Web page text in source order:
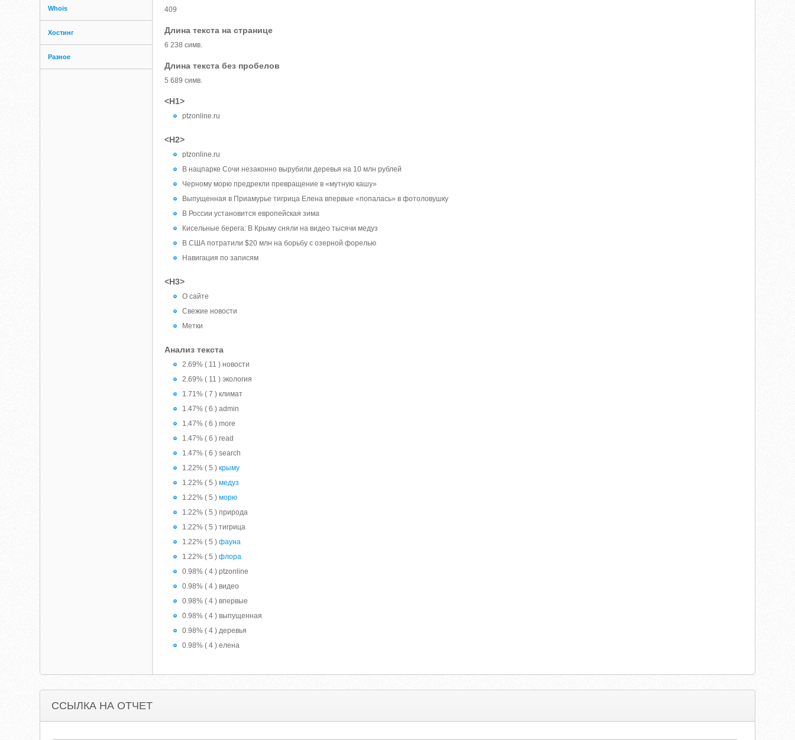
Whois
Хостинг
Разное
409
Длина текста на странице
6 238 симв.
Длина текста без пробелов
5 689 симв.
<H1>
ptzonline.ru
<H2>
ptzonline.ru
В нацпарке Сочи незаконно вырубили деревья на 10 млн рублей
Черному морю предрекли превращение в «мутную кашу»
Выпущенная в Приамурье тигрица Елена впервые «попалась» в фотоловушку
В России установится европейская зима
Кисельные берега: В Крыму сняли на видео тысячи медуз
В США потратили $20 млн на борьбу с озерной форелью
Навигация по записям
<H3>
О сайте
Свежие новости
Метки
Анализ текста
2.69% ( 11 ) новости
2.69% ( 11 ) экология
1.71% ( 7 ) климат
1.47% ( 6 ) admin
1.47% ( 6 ) more
1.47% ( 6 ) read
1.47% ( 6 ) search
1.22% ( 5 )крыму
1.22% ( 5 )медуз
1.22% ( 5 )морю
1.22% ( 5 ) природа
1.22% ( 5 ) тигрица
1.22% ( 5 )фауна
1.22% ( 5 )флора
0.98% ( 4 ) ptzonline
0.98% ( 4 ) видео
0.98% ( 4 ) впервые
0.98% ( 4 ) выпущенная
0.98% ( 4 ) деревья
0.98% ( 4 ) елена
ССЫЛКА НА ОТЧЕТ